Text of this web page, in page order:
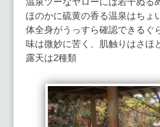
ほのかに硫黄の香る温泉はちょ
体全身がうっすら確認できるぐ
味は微妙に苦く、肌触りはさほ
露天は2種類